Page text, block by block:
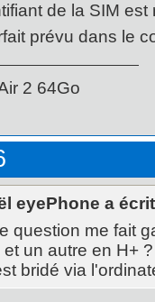
de la SIM
prévu dans le
2 64Go
eyePhone a
question me fait
et un autre en H+
bridé via